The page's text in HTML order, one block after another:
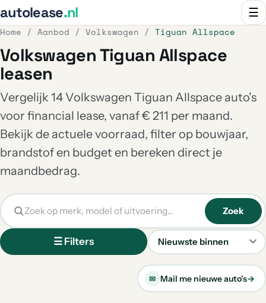
autolease.nl ☰
Home / Aanbod / Volkswagen / Tiguan Allspace
Volkswagen Tiguan Allspace
leasen
Vergelijk 14 Volkswagen Tiguan Allspace auto's
voor financial lease, vanaf € 211 per maand.
Bekijk de actuele voorraad, filter op bouwjaar,
brandstof en budget en bereken direct je
maandbedrag.
☰ Filters
Sorteren
Zoek
✉ Mail me nieuwe auto's→